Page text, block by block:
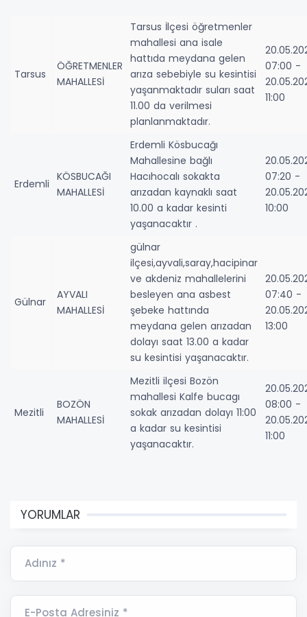
Tarsus
ÖĞRETMENLER
MAHALLESİ
Tarsus İlçesi öğretmenler
mahallesi ana isale
hattıda meydana gelen
arıza sebebiyle su kesintisi
yaşanmaktadır suları saat
11.00 da verilmesi
planlanmaktadır.
07:00 -
11:00
Erdemli
KÖSBUCAĞI
MAHALLESİ
Erdemli Kösbucağı
Mahallesine bağlı
Hacıhocalı sokakta
arızadan kaynaklı saat
10.00 a kadar kesinti
yaşanacaktır .
07:20 -
10:00
Gülnar
AYVALI
MAHALLESİ
gülnar
ilçesi,ayvali,saray,hacipinar
ve akdeniz mahallelerini
besleyen ana asbest
şebeke hattında
meydana gelen arızadan
dolayı saat 13.00 a kadar
su kesintisi yaşanacaktır.
07:40 -
13:00
Mezitli
BOZÖN
MAHALLESİ
Mezitli ilçesi Bozön
mahallesi Kalfe bucagı
sokak arızadan dolayı 11:00
a kadar su kesintisi
yaşanacaktır.
08:00 -
11:00
YORUMLAR
Adınız *
E-Posta Adresiniz *